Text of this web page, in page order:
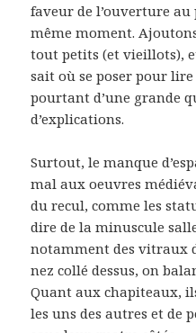
faveur de l’ouverture
même moment.
tout petits (et vieillots),
sait où se poser pour lire
pourtant d’une grande
d’explications.
Surtout, le manque
mal aux oeuvres
du recul, comme les
dire de la minuscule
notamment des vitraux
nez collé dessus, on
Quant aux chapiteaux,
les uns des autres et de